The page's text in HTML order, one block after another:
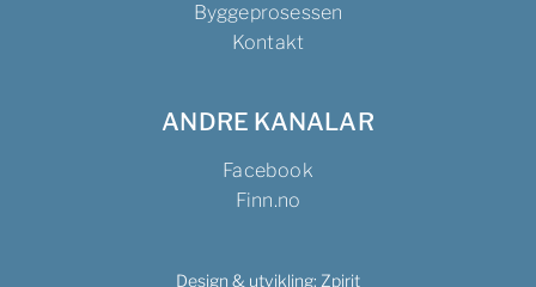
Byggeprosessen
Kontakt
ANDRE KANALAR
Facebook
Finn.no
Design & utvikling: Zpirit